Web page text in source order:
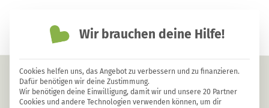
einfach nachhaltiger leben
Ernten
Wir brauchen deine Hilfe!
Cookies helfen uns, das Angebot zu verbessern und zu finanzieren.
Dafür benötigen wir deine Zustimmung.
Wir benötigen deine Einwilligung, damit wir und unsere 20 Partner
Cookies und andere Technologien verwenden können, um dir